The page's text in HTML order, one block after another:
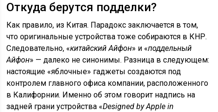
Откуда берутся подделки?
Как правило, из Китая. Парадокс заключается в том,
что оригинальные устройства тоже собираются в КНР.
Следовательно, «китайский Айфон» и «поддельный
Айфон» — далеко не синонимы. Разница в следующем:
настоящие «яблочные» гаджеты создаются под
контролем главного офиса компании, расположенного
в Калифорнии. Именно об этом говорит надпись на
задней грани устройства «Designed by Apple in